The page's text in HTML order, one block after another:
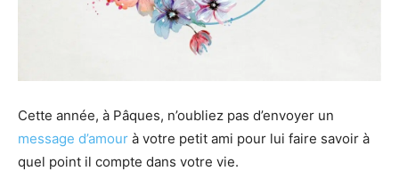
Cette année, à Pâques, n’oubliez pas d’envoyer un
message d’amour à votre petit ami pour lui faire savoir à
quel point il compte dans votre vie.